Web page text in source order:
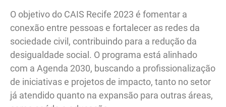
O objetivo do CAIS Recife 2023 é fomentar a
conexão entre pessoas e fortalecer as redes da
sociedade civil, contribuindo para a redução da
desigualdade social. O programa está alinhado
com a Agenda 2030, buscando a profissionalização
de iniciativas e projetos de impacto, tanto no setor
já atendido quanto na expansão para outras áreas,